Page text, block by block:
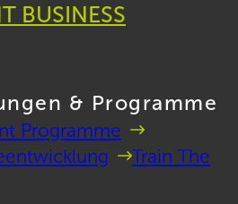
BUSINESS
& Programme
Programme
Train The